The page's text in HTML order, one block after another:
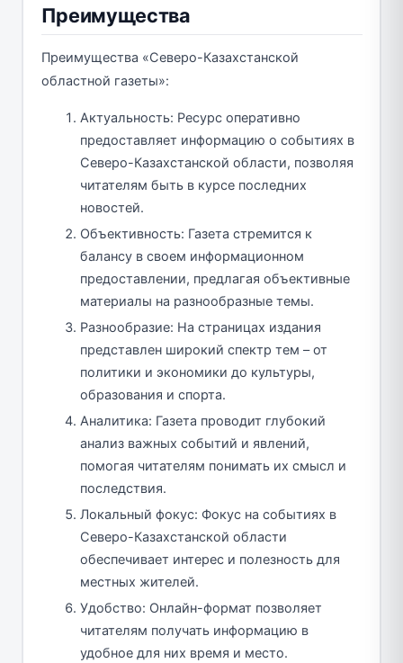
Преимущества
Преимущества «Северо-Казахстанской
областной газеты»:
Актуальность: Ресурс оперативно
предоставляет информацию о событиях в
Северо-Казахстанской области, позволяя
читателям быть в курсе последних
новостей.
Объективность: Газета стремится к
балансу в своем информационном
предоставлении, предлагая объективные
материалы на разнообразные темы.
Разнообразие: На страницах издания
представлен широкий спектр тем – от
политики и экономики до культуры,
образования и спорта.
Аналитика: Газета проводит глубокий
анализ важных событий и явлений,
помогая читателям понимать их смысл и
последствия.
Локальный фокус: Фокус на событиях в
Северо-Казахстанской области
обеспечивает интерес и полезность для
местных жителей.
Удобство: Онлайн-формат позволяет
читателям получать информацию в
удобное для них время и место.